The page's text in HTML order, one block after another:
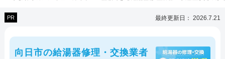
PR 最終更新日： 2026.7.21
向日市の給湯器修理・交換業者